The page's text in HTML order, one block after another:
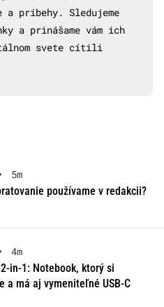
a príbehy. Sledujeme
a prinášame vám ich
svete cítili
5m
používame v redakcii?
4m
in-1: Notebook, ktorý si
a má aj vymeniteľné USB-C